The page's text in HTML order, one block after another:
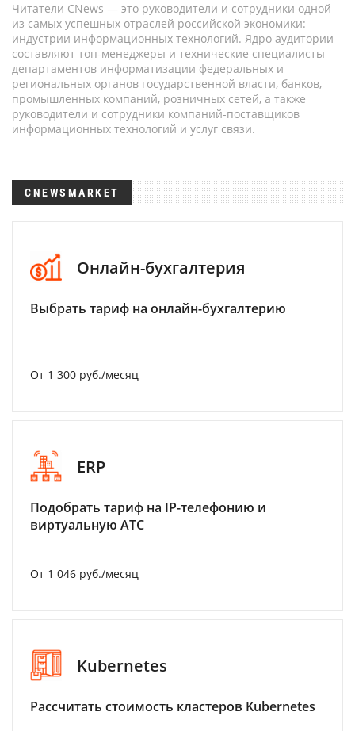
Читатели CNews — это руководители и сотрудники одной
из самых успешных отраслей российской экономики:
индустрии информационных технологий. Ядро аудитории
составляют топ-менеджеры и технические специалисты
департаментов информатизации федеральных и
региональных органов государственной власти, банков,
промышленных компаний, розничных сетей, а также
руководители и сотрудники компаний-поставщиков
информационных технологий и услуг связи.
CNEWSMARKET
Онлайн-бухгалтерия
Выбрать тариф на онлайн-бухгалтерию
От 1 300 руб./месяц
ERP
Подобрать тариф на IP-телефонию и
виртуальную АТС
От 1 046 руб./месяц
Kubernetes
Рассчитать стоимость кластеров Kubernetes